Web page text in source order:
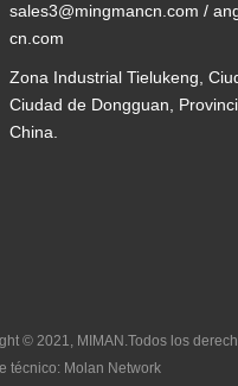
sales3@mingmancn.com /
cn.com
Zona Industrial Tielukeng,
Ciudad de Dongguan,
China.
© 2021, MIMAN.Todos los
técnico: Molan Network